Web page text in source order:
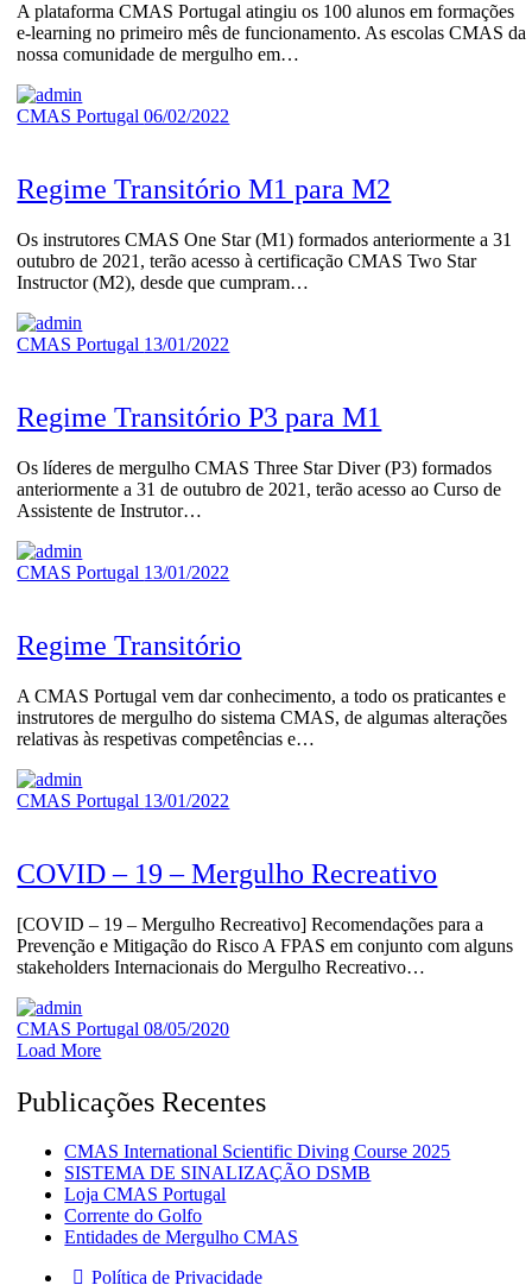
A plataforma CMAS Portugal atingiu os 100 alunos em formações
e-learning no primeiro mês de funcionamento. As escolas CMAS da
nossa comunidade de mergulho em…
CMAS Portugal06/02/2022
Regime Transitório M1 para M2
Os instrutores CMAS One Star (M1) formados anteriormente a 31
outubro de 2021, terão acesso à certificação CMAS Two Star
Instructor (M2), desde que cumpram…
CMAS Portugal 13/01/2022
Regime Transitório P3 para M1
Os líderes de mergulho CMAS Three Star Diver (P3) formados
anteriormente a 31 de outubro de 2021, terão acesso ao Curso de
Assistente de Instrutor…
CMAS Portugal 13/01/2022
Regime Transitório
A CMAS Portugal vem dar conhecimento, a todo os praticantes e
instrutores de mergulho do sistema CMAS, de algumas alterações
relativas às respetivas competências e…
CMAS Portugal 13/01/2022
COVID – 19 – Mergulho Recreativo
[COVID – 19 – Mergulho Recreativo] Recomendações para a
Prevenção e Mitigação do Risco A FPAS em conjunto com alguns
stakeholders Internacionais do Mergulho Recreativo…
CMAS Portugal08/05/2020
Load More
Publicações Recentes
CMAS International Scientific Diving Course 2025
SISTEMA DE SINALIZAÇÃO DSMB
Loja CMAS Portugal
Corrente do Golfo
Entidades de Mergulho CMAS
Política de Privacidade